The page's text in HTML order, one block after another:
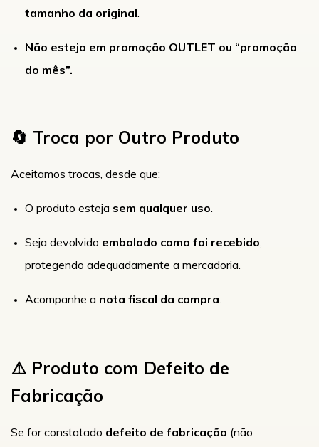
tamanho da original.
Não esteja em promoção OUTLET ou “promoção
do mês”.
🔄 Troca por Outro Produto
Aceitamos trocas, desde que:
O produto esteja sem qualquer uso.
Seja devolvido embalado como foi recebido,
protegendo adequadamente a mercadoria.
Acompanhe a nota fiscal da compra.
⚠️ Produto com Defeito de
Fabricação
Se for constatado defeito de fabricação (não